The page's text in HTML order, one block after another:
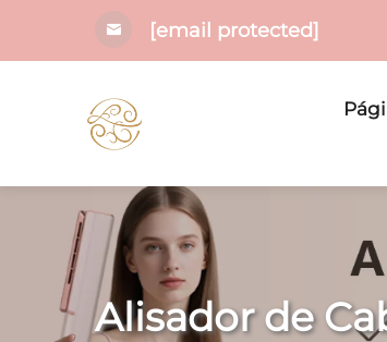
[email protected]
Alisador de